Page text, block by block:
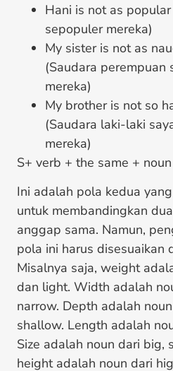
Hani is not as
sepopuler mereka)
My sister is not as
(Saudara perempuan
mereka)
My brother is not so
(Saudara laki-laki
mereka)
S+ verb + the same +
Ini adalah pola kedua
untuk membandingkan
anggap sama. Namun,
pola ini harus disesuaikan
Misalnya saja, weight
dan light. Width adalah
narrow. Depth adalah
shallow. Length adalah
Size adalah noun dari big,
height adalah noun dari